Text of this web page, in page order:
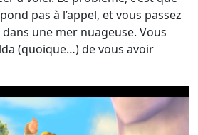
pas à l’appel, et vous passez
une mer nuageuse. Vous
(quoique…) de vous avoir